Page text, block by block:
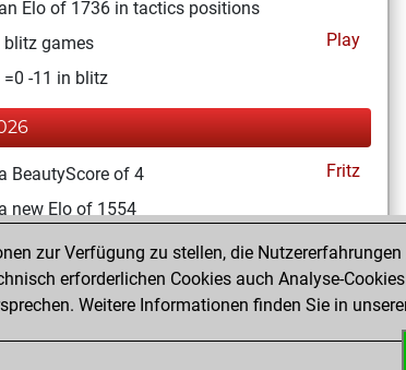
Elo of 1736 in tactics positions
blitz games
Play
=0 -11 in blitz
BeautyScore of 4
Fritz
new Elo of 1554
2026
Fritz account Fritz
zur Verfügung zu stellen, die
erforderlichen Cookies auch Analyse-
Weitere Informationen finden Sie in